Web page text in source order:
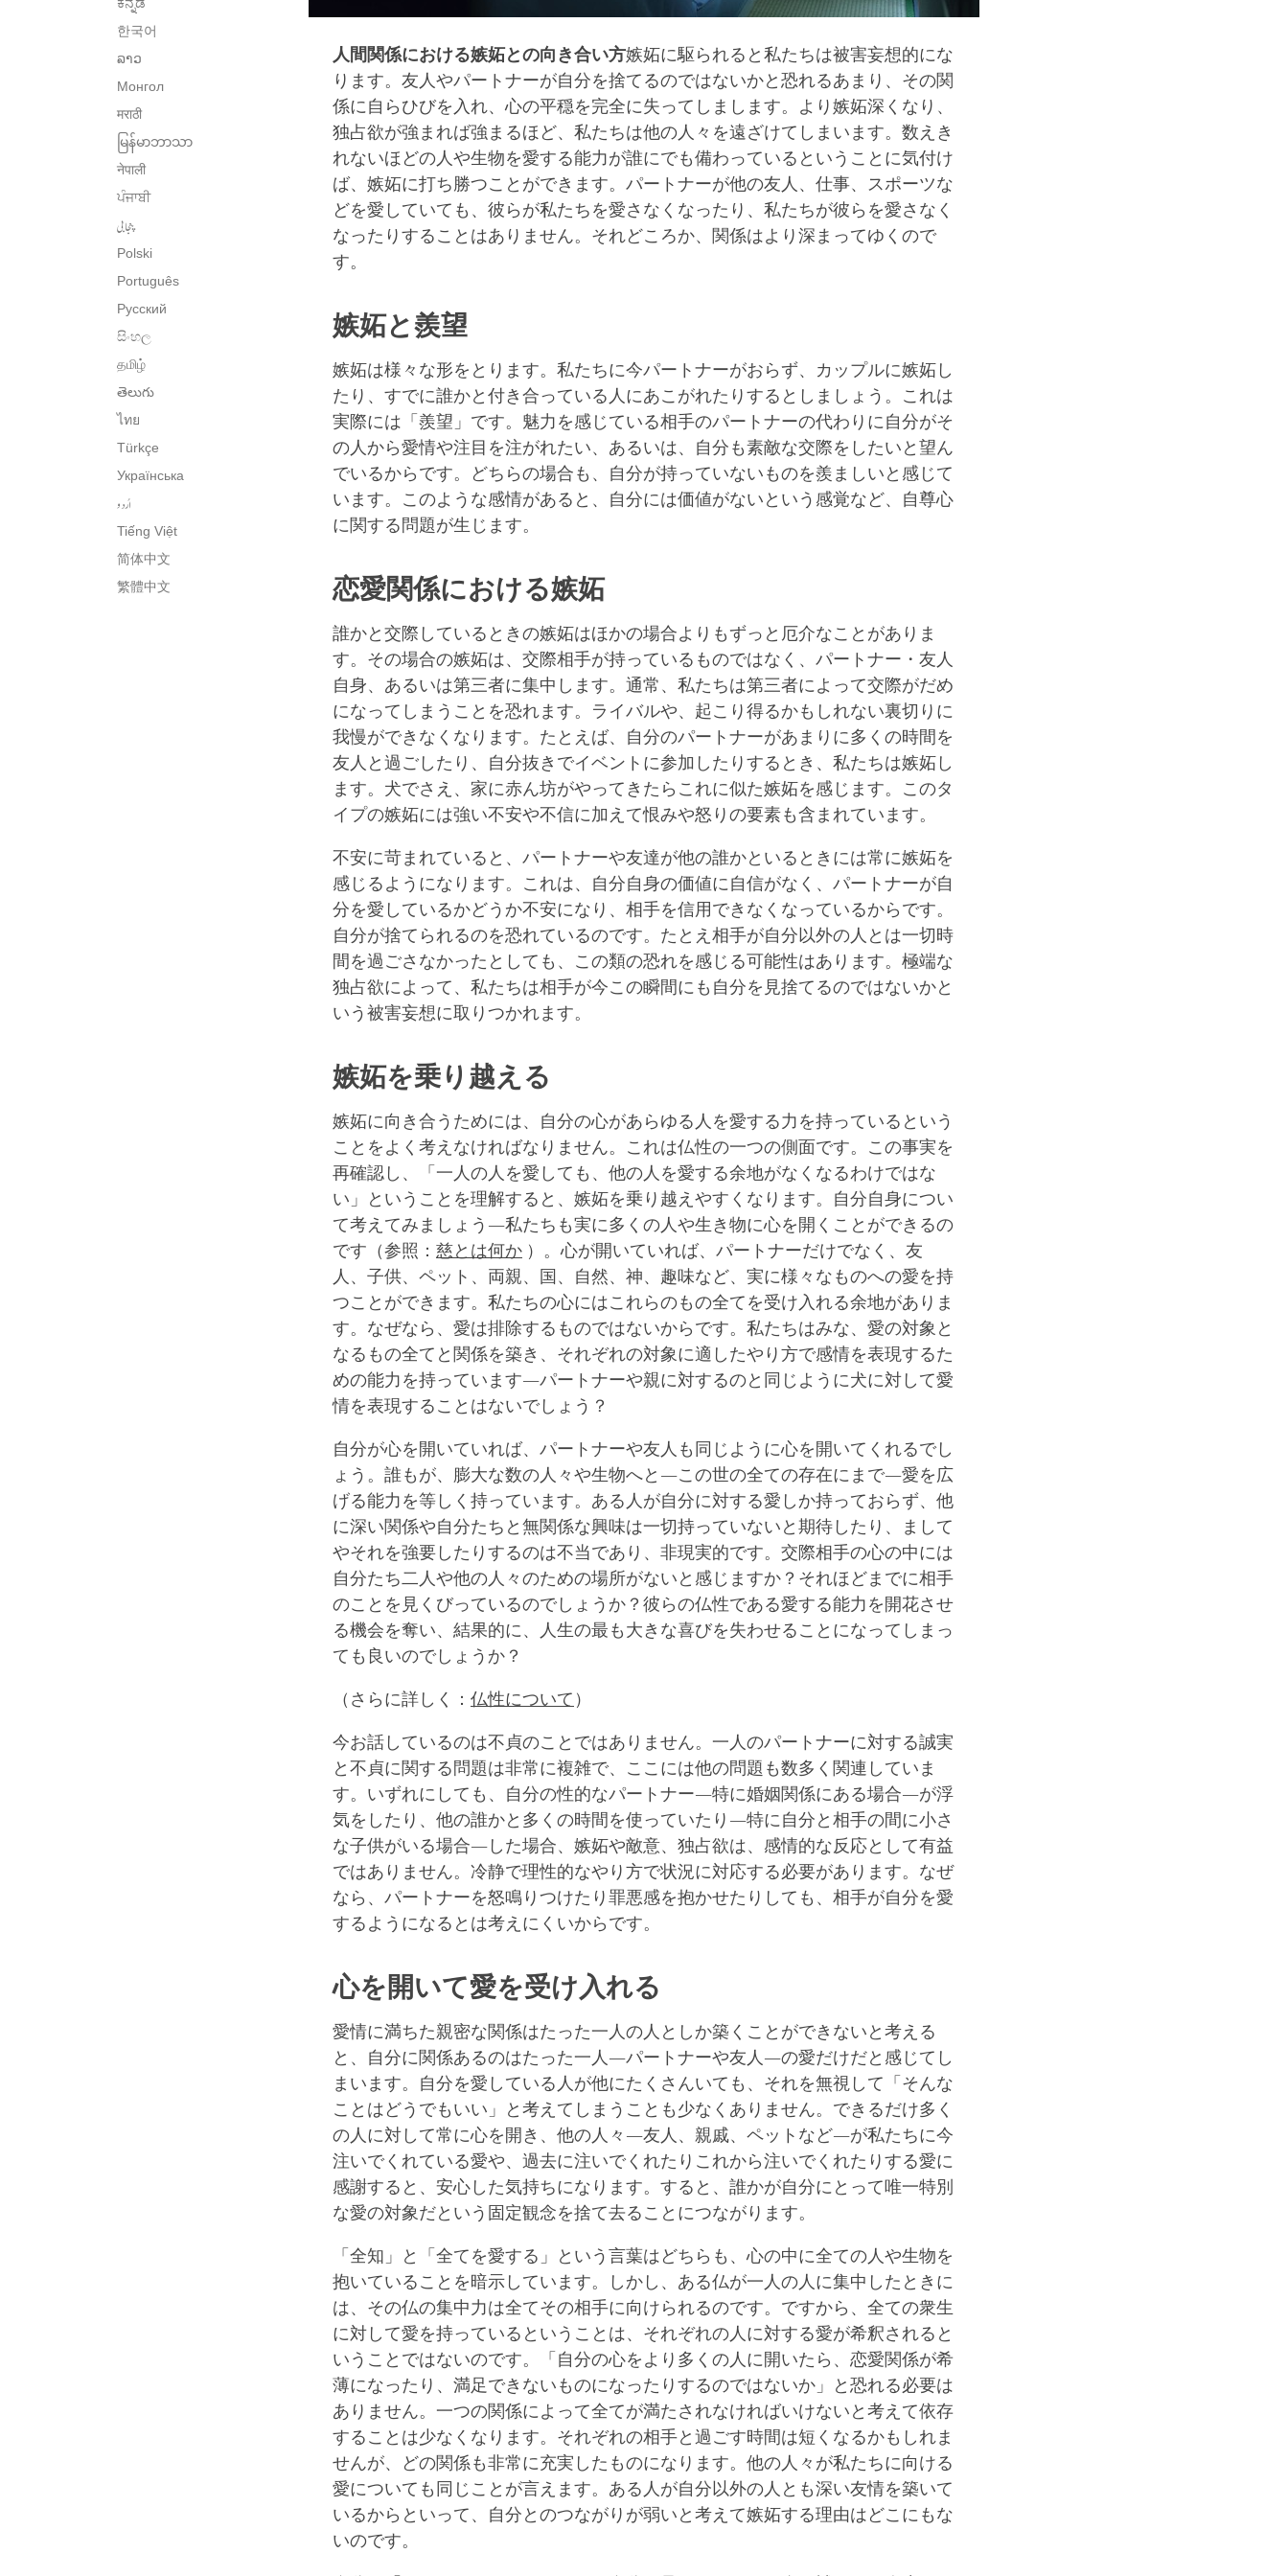
ಕನ್ನಡ
한국어
ລາວ
Монгол
मराठी
မြန်မာဘာသာ
नेपाली
ਪੰਜਾਬੀ
پنجابی
Polski
Português
Русский
සිංහල
தமிழ்
తెలుగు
ไทย
Türkçe
Українська
اُردو
Tiếng Việt
简体中文
繁體中文
人間関係における嫉妬との向き合い方嫉妬に駆られると私たちは被害妄想的にな
ります。友人やパートナーが自分を捨てるのではないかと恐れるあまり、その関
係に自らひびを入れ、心の平穏を完全に失ってしまします。より嫉妬深くなり、
独占欲が強まれば強まるほど、私たちは他の人々を遠ざけてしまいます。数えき
れないほどの人や生物を愛する能力が誰にでも備わっているということに気付け
ば、嫉妬に打ち勝つことができます。パートナーが他の友人、仕事、スポーツな
どを愛していても、彼らが私たちを愛さなくなったり、私たちが彼らを愛さなく
なったりすることはありません。それどころか、関係はより深まってゆくので
す。
嫉妬と羨望
嫉妬は様々な形をとります。私たちに今パートナーがおらず、カップルに嫉妬し
たり、すでに誰かと付き合っている人にあこがれたりするとしましょう。これは
実際には「羨望」です。魅力を感じている相手のパートナーの代わりに自分がそ
の人から愛情や注目を注がれたい、あるいは、自分も素敵な交際をしたいと望ん
でいるからです。どちらの場合も、自分が持っていないものを羨ましいと感じて
います。このような感情があると、自分には価値がないという感覚など、自尊心
に関する問題が生じます。
恋愛関係における嫉妬
誰かと交際しているときの嫉妬はほかの場合よりもずっと厄介なことがありま
す。その場合の嫉妬は、交際相手が持っているものではなく、パートナー・友人
自身、あるいは第三者に集中します。通常、私たちは第三者によって交際がだめ
になってしまうことを恐れます。ライバルや、起こり得るかもしれない裏切りに
我慢ができなくなります。たとえば、自分のパートナーがあまりに多くの時間を
友人と過ごしたり、自分抜きでイベントに参加したりするとき、私たちは嫉妬し
ます。犬でさえ、家に赤ん坊がやってきたらこれに似た嫉妬を感じます。このタ
イプの嫉妬には強い不安や不信に加えて恨みや怒りの要素も含まれています。
不安に苛まれていると、パートナーや友達が他の誰かといるときには常に嫉妬を
感じるようになります。これは、自分自身の価値に自信がなく、パートナーが自
分を愛しているかどうか不安になり、相手を信用できなくなっているからです。
自分が捨てられるのを恐れているのです。たとえ相手が自分以外の人とは一切時
間を過ごさなかったとしても、この類の恐れを感じる可能性はあります。極端な
独占欲によって、私たちは相手が今この瞬間にも自分を見捨てるのではないかと
いう被害妄想に取りつかれます。
嫉妬を乗り越える
嫉妬に向き合うためには、自分の心があらゆる人を愛する力を持っているという
ことをよく考えなければなりません。これは仏性の一つの側面です。この事実を
再確認し、「一人の人を愛しても、他の人を愛する余地がなくなるわけではな
い」ということを理解すると、嫉妬を乗り越えやすくなります。自分自身につい
て考えてみましょう―私たちも実に多くの人や生き物に心を開くことができるの
です（参照： 慈とは何か ）。心が開いていれば、パートナーだけでなく、友
人、子供、ペット、両親、国、自然、神、趣味など、実に様々なものへの愛を持
つことができます。私たちの心にはこれらのもの全てを受け入れる余地がありま
す。なぜなら、愛は排除するものではないからです。私たちはみな、愛の対象と
なるもの全てと関係を築き、それぞれの対象に適したやり方で感情を表現するた
めの能力を持っています―パートナーや親に対するのと同じように犬に対して愛
情を表現することはないでしょう？
自分が心を開いていれば、パートナーや友人も同じように心を開いてくれるでし
ょう。誰もが、膨大な数の人々や生物へと―この世の全ての存在にまで―愛を広
げる能力を等しく持っています。ある人が自分に対する愛しか持っておらず、他
に深い関係や自分たちと無関係な興味は一切持っていないと期待したり、まして
やそれを強要したりするのは不当であり、非現実的です。交際相手の心の中には
自分たち二人や他の人々のための場所がないと感じますか？それほどまでに相手
のことを見くびっているのでしょうか？彼らの仏性である愛する能力を開花させ
る機会を奪い、結果的に、人生の最も大きな喜びを失わせることになってしまっ
ても良いのでしょうか？
（さらに詳しく： 仏性について ）
今お話しているのは不貞のことではありません。一人のパートナーに対する誠実
と不貞に関する問題は非常に複雑で、ここには他の問題も数多く関連していま
す。いずれにしても、自分の性的なパートナー―特に婚姻関係にある場合―が浮
気をしたり、他の誰かと多くの時間を使っていたり―特に自分と相手の間に小さ
な子供がいる場合―した場合、嫉妬や敵意、独占欲は、感情的な反応として有益
ではありません。冷静で理性的なやり方で状況に対応する必要があります。なぜ
なら、パートナーを怒鳴りつけたり罪悪感を抱かせたりしても、相手が自分を愛
するようになるとは考えにくいからです。
心を開いて愛を受け入れる
愛情に満ちた親密な関係はたった一人の人としか築くことができないと考える
と、自分に関係あるのはたった一人―パートナーや友人―の愛だけだと感じてし
まいます。自分を愛している人が他にたくさんいても、それを無視して「そんな
ことはどうでもいい」と考えてしまうことも少なくありません。できるだけ多く
の人に対して常に心を開き、他の人々―友人、親戚、ペットなど―が私たちに今
注いでくれている愛や、過去に注いでくれたりこれから注いでくれたりする愛に
感謝すると、安心した気持ちになります。すると、誰かが自分にとって唯一特別
な愛の対象だという固定観念を捨て去ることにつながります。
「全知」と「全てを愛する」という言葉はどちらも、心の中に全ての人や生物を
抱いていることを暗示しています。しかし、ある仏が一人の人に集中したときに
は、その仏の集中力は全てその相手に向けられるのです。ですから、全ての衆生
に対して愛を持っているということは、それぞれの人に対する愛が希釈されると
いうことではないのです。「自分の心をより多くの人に開いたら、恋愛関係が希
薄になったり、満足できないものになったりするのではないか」と恐れる必要は
ありません。一つの関係によって全てが満たされなければいけないと考えて依存
することは少なくなります。それぞれの相手と過ごす時間は短くなるかもしれま
せんが、どの関係も非常に充実したものになります。他の人々が私たちに向ける
愛についても同じことが言えます。ある人が自分以外の人とも深い友情を築いて
いるからといって、自分とのつながりが弱いと考えて嫉妬する理由はどこにもな
いのです。